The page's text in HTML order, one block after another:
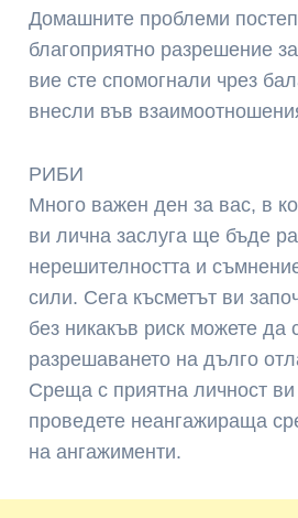
Домашните проблеми
благоприятно разрешение
вие сте спомогнали чрез
внесли във
РИБИ
Много важен ден за вас, в
ви лична заслуга ще бъде
нерешителността и
сили. Сега късметът ви
без никакъв риск можете да
разрешаването на дълго
Среща с приятна личност
проведете неангажираща
на ангажименти.